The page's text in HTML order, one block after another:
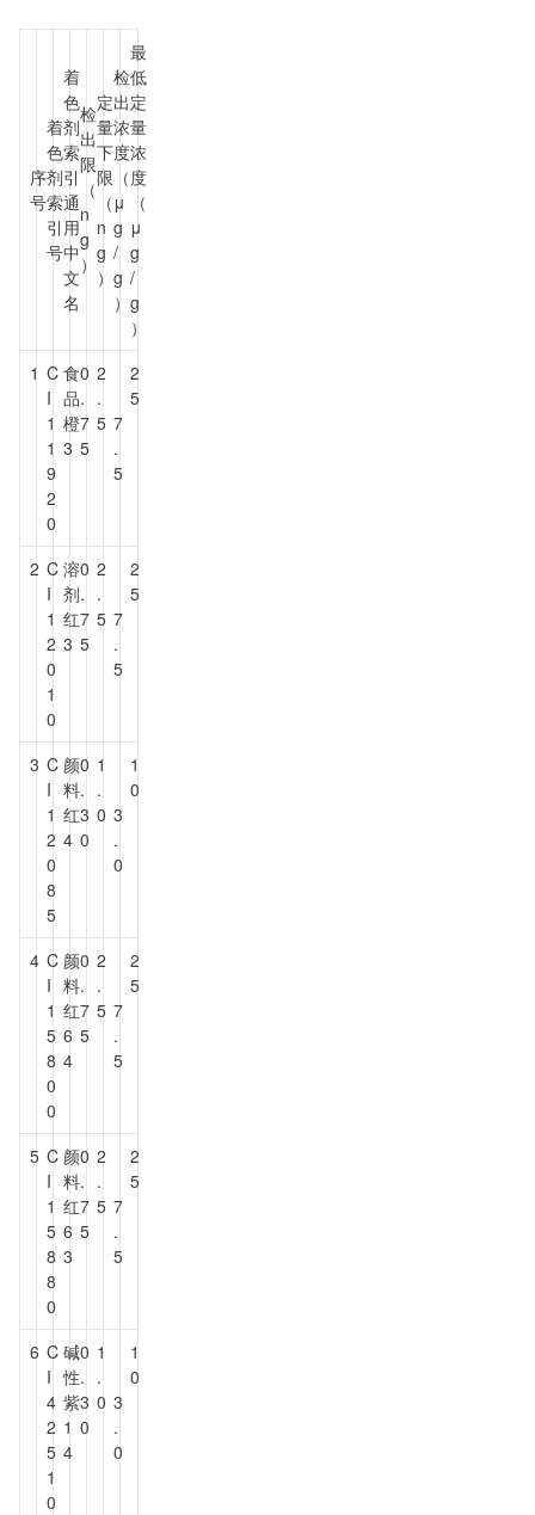
序
号
着
色
剂
索
引
号
着
色
剂
索
引
通
用
中
文
名
检
出
限
（
n
g
）
定
量
下
限
（
n
g
）
检
出
浓
度
（
μ
g
/
g
）
最
低
定
量
浓
度
（
μ
g
/
g
）
1 C
I
1
1
9
2
0
食
品
橙
3
0
.
7
5
2
.
5 7
.
5
2
5
2 C
I
1
2
0
1
0
溶
剂
红
3
0
.
7
5
2
.
5 7
.
5
2
5
3 C
I
1
2
0
8
5
颜
料
红
4
0
.
3
0
1
.
0 3
.
0
1
0
4 C
I
1
5
8
0
0
颜
料
红
6
4
0
.
7
5
2
.
5 7
.
5
2
5
5 C
I
1
5
8
8
0
颜
料
红
6
3
0
.
7
5
2
.
5 7
.
5
2
5
6 C
I
4
2
5
1
0
碱
性
紫
1
4
0
.
3
0
1
.
0 3
.
0
1
0